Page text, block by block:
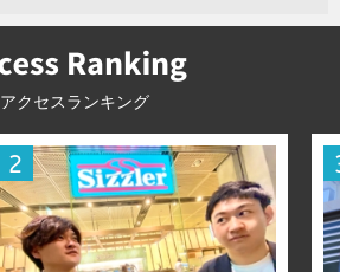
アクセスランキング